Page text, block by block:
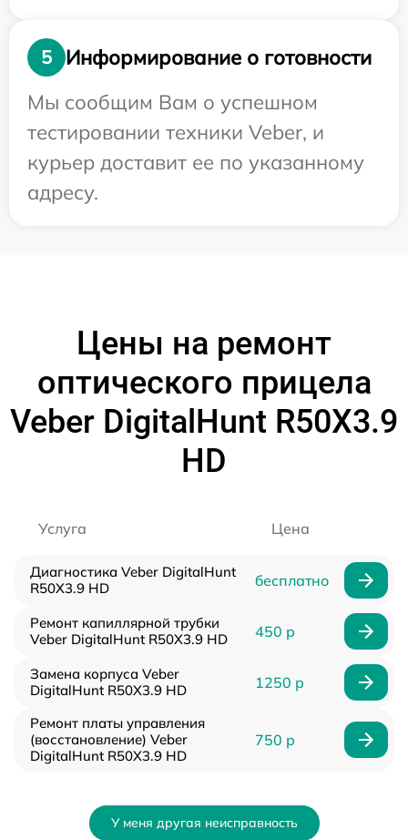
5
Информирование о готовности
Мы сообщим Вам о успешном
тестировании техники Veber, и
курьер доставит ее по указанному
адресу.
Цены на ремонт
оптического прицела
Veber DigitalHunt R50X3.9
HD
Услуга Цена
Диагностика Veber DigitalHunt
R50X3.9 HD
бесплатно
Ремонт капиллярной трубки
Veber DigitalHunt R50X3.9 HD
450 р
Замена корпуса Veber
DigitalHunt R50X3.9 HD
1250 р
Ремонт платы управления
(восстановление) Veber
DigitalHunt R50X3.9 HD
750 р
У меня другая неисправность